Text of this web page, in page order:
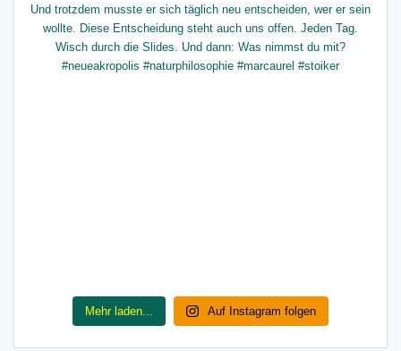
Mehr laden... Auf Instagram folgen